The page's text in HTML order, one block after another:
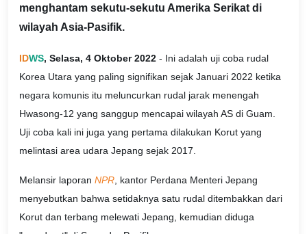
menghantam sekutu-sekutu Amerika Serikat di
wilayah Asia-Pasifik.
IDWS, Selasa, 4 Oktober 2022 - Ini adalah uji coba rudal
Korea Utara yang paling signifikan sejak Januari 2022 ketika
negara komunis itu meluncurkan rudal jarak menengah
Hwasong-12 yang sanggup mencapai wilayah AS di Guam.
Uji coba kali ini juga yang pertama dilakukan Korut yang
melintasi area udara Jepang sejak 2017.
Melansir laporan NPR, kantor Perdana Menteri Jepang
menyebutkan bahwa setidaknya satu rudal ditembakkan dari
Korut dan terbang melewati Jepang, kemudian diduga